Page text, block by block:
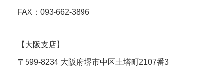
FAX：093-662-3896
【大阪支店】
〒599-8234 大阪府堺市中区土塔町2107番3